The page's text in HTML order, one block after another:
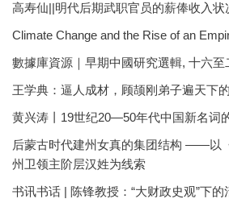
高寿仙||明代后期武职官员的薪俸收入状
Climate Change and the Rise of an
數據庫資源｜早期中國研究選輯, 十六至
王学典：逼人成材，顾颉刚弟子遍天下
黄兴涛丨19世纪20—50年代中国新名词
后蒙古时代建州女真的集团结构 ——以
州卫领主阶层汉姓为线索
书讯书话 | 陈锋教授：“大财政史观”下